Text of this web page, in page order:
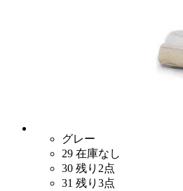
グレー
29 在庫なし
30 残り2点
31 残り3点